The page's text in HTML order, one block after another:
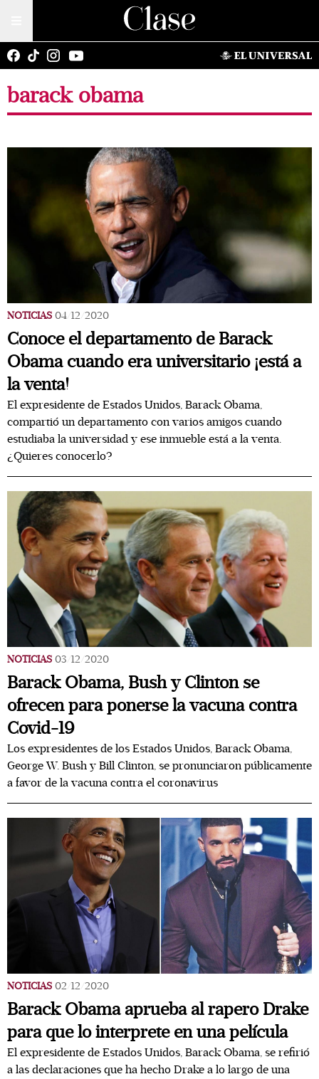
barack obama
NOTICIAS 04/12/2020
Conoce el departamento de Barack
Obama cuando era universitario ¡está a
la venta!
El expresidente de Estados Unidos, Barack Obama,
compartió un departamento con varios amigos cuando
estudiaba la universidad y ese inmueble está a la venta.
¿Quieres conocerlo?
NOTICIAS 03/12/2020
Barack Obama, Bush y Clinton se
ofrecen para ponerse la vacuna contra
Covid-19
Los expresidentes de los Estados Unidos, Barack Obama,
George W. Bush y Bill Clinton, se pronunciaron públicamente
a favor de la vacuna contra el coronavirus
NOTICIAS 02/12/2020
Barack Obama aprueba al rapero Drake
para que lo interprete en una película
El expresidente de Estados Unidos, Barack Obama, se refirió
a las declaraciones que ha hecho Drake a lo largo de una